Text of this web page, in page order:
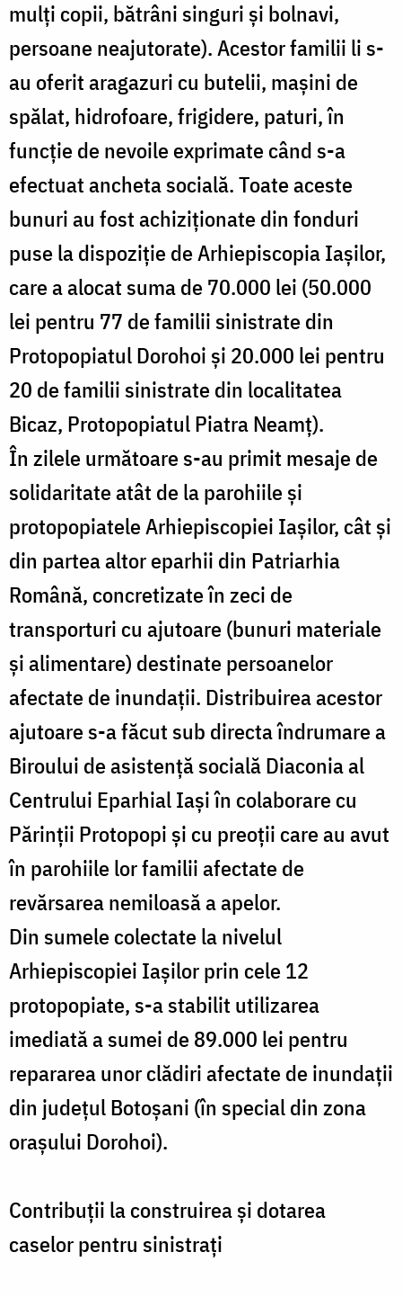
mulți copii, bătrâni singuri și bolnavi,
persoane neajutorate). Acestor familii li s-
au oferit aragazuri cu butelii, mașini de
spălat, hidrofoare, frigidere, paturi, în
funcție de nevoile exprimate când s-a
efectuat ancheta socială. Toate aceste
bunuri au fost achiziționate din fonduri
puse la dispoziție de Arhiepiscopia Iașilor,
care a alocat suma de 70.000 lei (50.000
lei pentru 77 de familii sinistrate din
Protopopiatul Dorohoi și 20.000 lei pentru
20 de familii sinistrate din localitatea
Bicaz, Protopopiatul Piatra Neamț).
În zilele următoare s-au primit mesaje de
solidaritate atât de la parohiile și
protopopiatele Arhiepiscopiei Iașilor, cât și
din partea altor eparhii din Patriarhia
Română, concretizate în zeci de
transporturi cu ajutoare (bunuri materiale
și alimentare) destinate persoanelor
afectate de inundații. Distribuirea acestor
ajutoare s-a făcut sub directa îndrumare a
Biroului de asistență socială Diaconia al
Centrului Eparhial Iași în colaborare cu
Părinții Protopopi și cu preoții care au avut
în parohiile lor familii afectate de
revărsarea nemiloasă a apelor.
Din sumele colectate la nivelul
Arhiepiscopiei Iașilor prin cele 12
protopopiate, s-a stabilit utilizarea
imediată a sumei de 89.000 lei pentru
repararea unor clădiri afectate de inundații
din județul Botoșani (în special din zona
orașului Dorohoi).
Contribuții la construirea și dotarea
caselor pentru sinistrați